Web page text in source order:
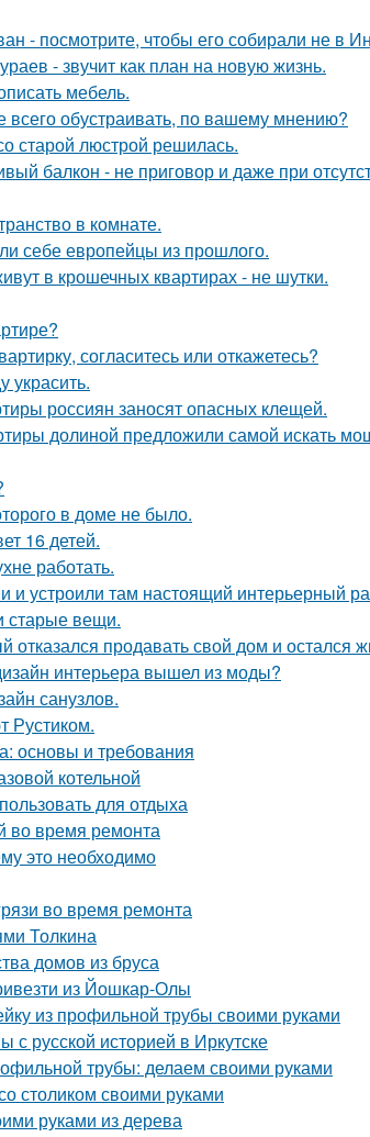
- посмотрите, чтобы его собирали не в
- звучит как план на новую жизнь.
мебель.
всего обустраивать, по вашему мнению?
старой люстрой решилась.
балкон - не приговор и даже при
в комнате.
себе европейцы из прошлого.
в крошечных квартирах - не шутки.
согласитесь или откажетесь?
украсить.
россиян заносят опасных клещей.
долиной предложили самой искать
в доме не было.
16 детей.
работать.
и устроили там настоящий интерьерный
старые вещи.
отказался продавать свой дом и остался
интерьера вышел из моды?
санузлов.
Рустиком.
основы и требования
котельной
для отдыха
во время ремонта
это необходимо
во время ремонта
Толкина
домов из бруса
из Йошкар-Олы
из профильной трубы своими руками
с русской историей в Иркутске
трубы: делаем своими руками
столиком своими руками
руками из дерева